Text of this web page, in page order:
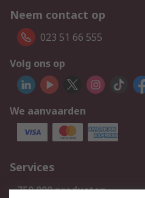
Neem contact op
023 51 66 555
Volg ons op
We aanvaarden
Services
750.000 producten